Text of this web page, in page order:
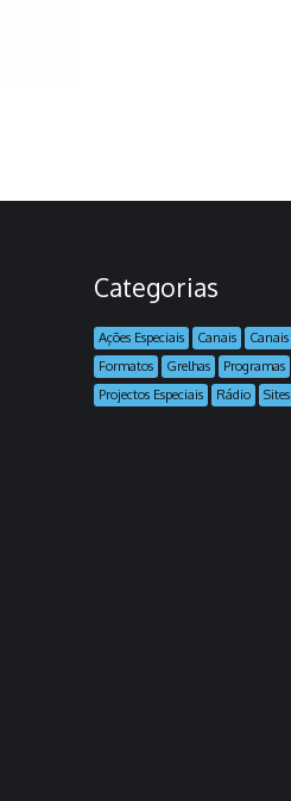
Categorias
Ações Especiais Canais Canais
Formatos
Grelhas Programas
Projectos Especiais
Rádio Sites